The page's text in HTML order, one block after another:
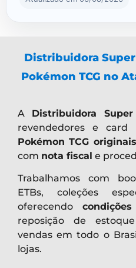
Distribuidora Super
Pokémon TCG no
A Distribuidora Super
revendedores e card
Pokémon TCG
com nota fiscal e
Trabalhamos com
ETBs, coleções
oferecendo
reposição de
vendas em todo o
lojas.